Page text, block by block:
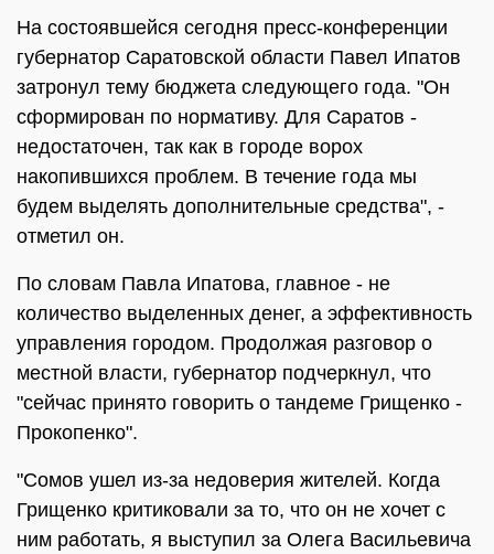
На состоявшейся сегодня пресс-конференции
губернатор Саратовской области Павел Ипатов
затронул тему бюджета следующего года. "Он
сформирован по нормативу. Для Саратов -
недостаточен, так как в городе ворох
накопившихся проблем. В течение года мы
будем выделять дополнительные средства", -
отметил он.
По словам Павла Ипатова, главное - не
количество выделенных денег, а эффективность
управления городом. Продолжая разговор о
местной власти, губернатор подчеркнул, что
"сейчас принято говорить о тандеме Грищенко -
Прокопенко".
"Сомов ушел из-за недоверия жителей. Когда
Грищенко критиковали за то, что он не хочет с
ним работать, я выступил за Олега Васильевича